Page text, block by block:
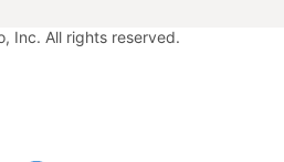
Inc. All rights reserved.